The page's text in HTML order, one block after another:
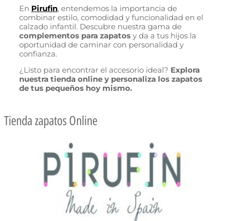
En Pirufin, entendemos la importancia de
combinar estilo, comodidad y funcionalidad en el
calzado infantil. Descubre nuestra gama de
complementos para zapatos y da a tus hijos la
oportunidad de caminar con personalidad y
confianza.
¿Listo para encontrar el accesorio ideal? Explora
nuestra tienda online y personaliza los zapatos
de tus pequeños hoy mismo.
Tienda zapatos Online